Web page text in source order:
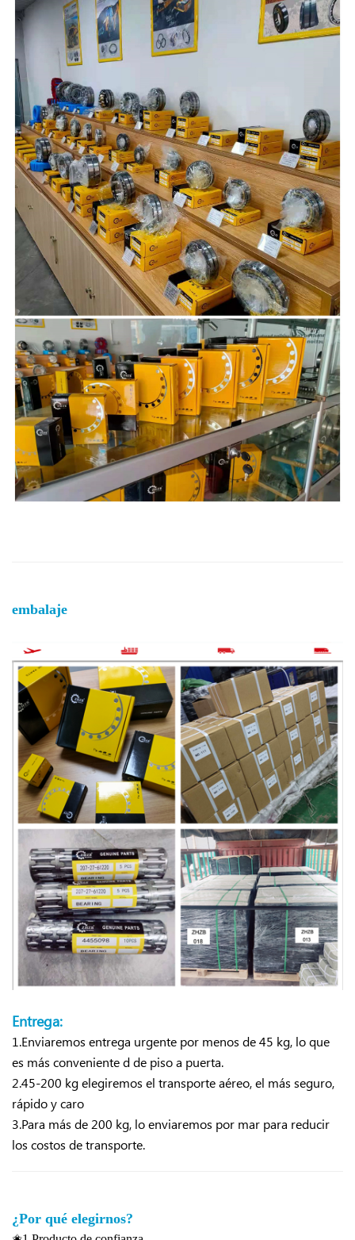
embalaje
Entrega:
1.Enviaremos entrega urgente por menos de 45 kg, lo que
es más conveniente dde piso a puerta.
2.45-200 kg elegiremos el transporte aéreo, el más seguro,
rápido y caro
3.Para más de 200 kg, lo enviaremos por mar para reducir
los costos de transporte.
¿Por qué elegirnos?